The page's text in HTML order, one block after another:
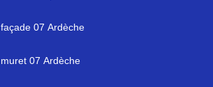
07 Ardèche
07 Ardèche